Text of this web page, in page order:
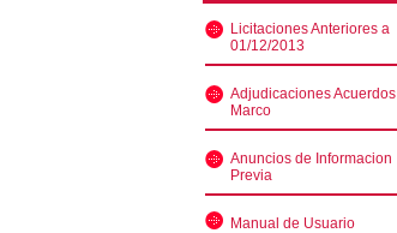
Licitaciones Anteriores a
01/12/2013
Adjudicaciones Acuerdos
Marco
Anuncios de Informacion
Previa
Manual de Usuario